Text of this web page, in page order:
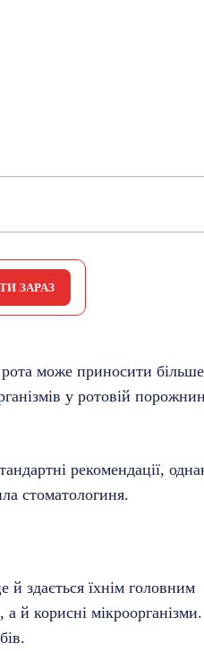
ЗАРАЗ
може приносити більше
у ротовій
рекомендації,
стоматологиня.
й здається їхнім головним
й корисні мікроорганізми.